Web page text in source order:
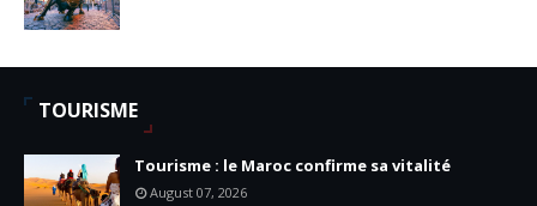
TOURISME
Tourisme : le Maroc confirme sa vitalité
August 07, 2026